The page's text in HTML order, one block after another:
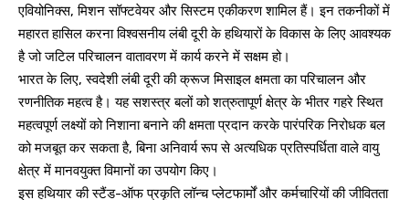
एवियोनिक्स, मिशन सॉफ्टवेयर और सिस्टम एकीकरण शामिल हैं। इन तकनीकों में
महारत हासिल करना विश्वसनीय लंबी दूरी के हथियारों के विकास के लिए आवश्यक
है जो जटिल परिचालन वातावरण में कार्य करने में सक्षम हो।
भारत के लिए, स्वदेशी लंबी दूरी की क्रूज मिसाइल क्षमता का परिचालन और
रणनीतिक महत्व है। यह सशस्त्र बलों को शत्रुतापूर्ण क्षेत्र के भीतर गहरे स्थित
महत्वपूर्ण लक्ष्यों को निशाना बनाने की क्षमता प्रदान करके पारंपरिक निरोधक बल
को मजबूत कर सकता है, बिना अनिवार्य रूप से अत्यधिक प्रतिस्पर्धिता वाले वायु
क्षेत्र में मानवयुक्त विमानों का उपयोग किए।
इस हथियार की स्टैंड-ऑफ प्रकृति लॉन्च प्लेटफार्मों और कर्मचारियों की जीवितता